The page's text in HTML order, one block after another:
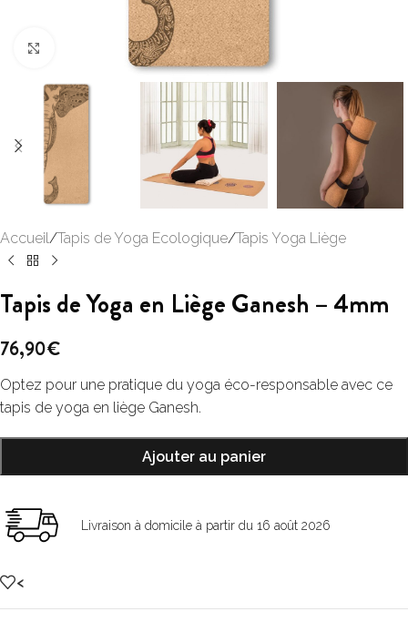
Click to enlarge
Accueil/Tapis de Yoga Ecologique/Tapis Yoga Liège
Tapis de Yoga en Liège Ganesh – 4mm
76,90€
Optez pour une pratique du yoga éco-responsable avec ce
tapis de yoga en liège Ganesh.
Ajouter au panier
Livraison à domicile à partir du 16 août 2026
<